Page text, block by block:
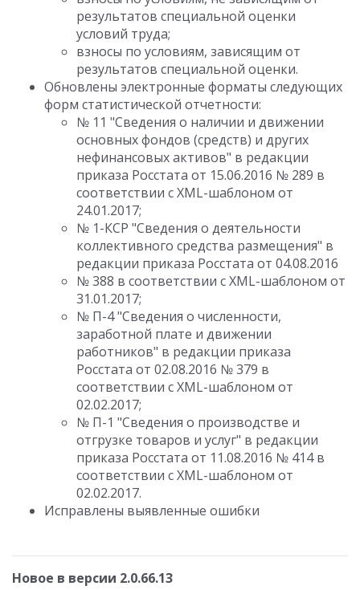
результатов специальной оценки
условий труда;
взносы по условиям, зависящим от
результатов специальной оценки.
Обновлены электронные форматы следующих
форм статистической отчетности:
№ 11 "Сведения о наличии и движении
основных фондов (средств) и других
нефинансовых активов" в редакции
приказа Росстата от 15.06.2016 № 289 в
соответствии с XML-шаблоном от
24.01.2017;
№ 1-КСР "Сведения о деятельности
коллективного средства размещения" в
редакции приказа Росстата от 04.08.2016
№ 388 в соответствии с XML-шаблоном от
31.01.2017;
№ П-4 "Сведения о численности,
заработной плате и движении
работников" в редакции приказа
Росстата от 02.08.2016 № 379 в
соответствии с XML-шаблоном от
02.02.2017;
№ П-1 "Сведения о производстве и
отгрузке товаров и услуг" в редакции
приказа Росстата от 11.08.2016 № 414 в
соответствии с XML-шаблоном от
02.02.2017.
Исправлены выявленные ошибки
Новое в версии 2.0.66.13